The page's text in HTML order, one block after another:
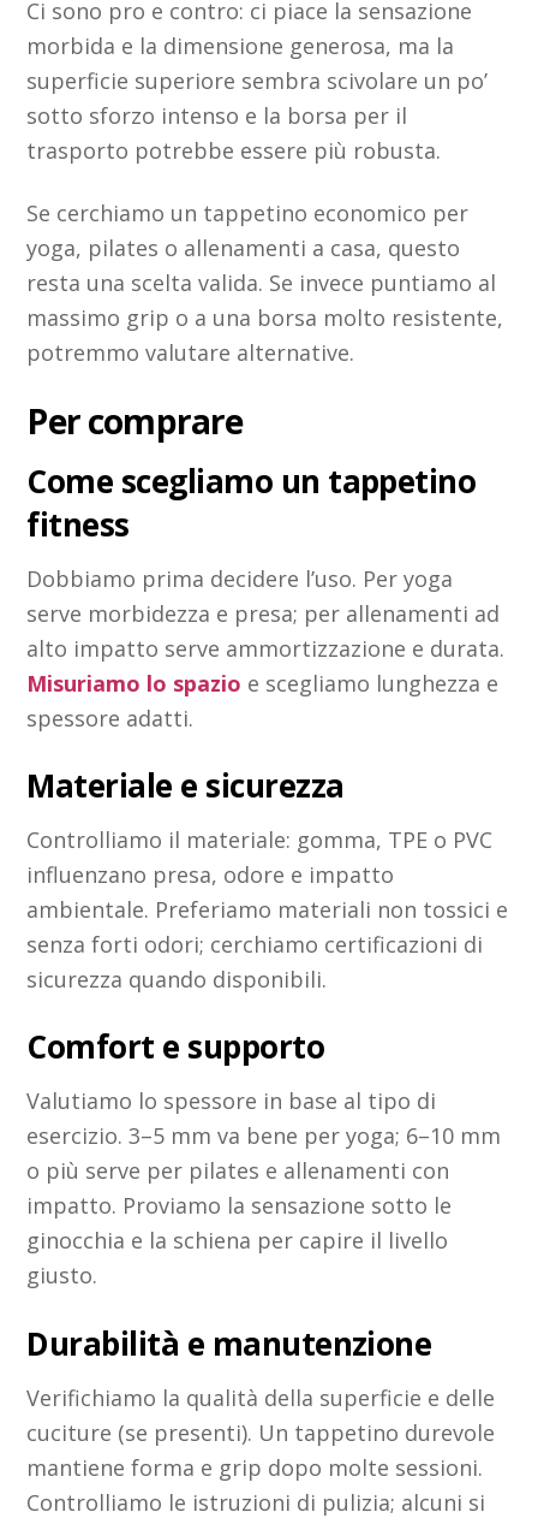
Ci sono pro e contro: ci piace la sensazione
morbida e la dimensione generosa, ma la
superficie superiore sembra scivolare un po’
sotto sforzo intenso e la borsa per il
trasporto potrebbe essere più robusta.
Se cerchiamo un tappetino economico per
yoga, pilates o allenamenti a casa, questo
resta una scelta valida. Se invece puntiamo al
massimo grip o a una borsa molto resistente,
potremmo valutare alternative.
Per comprare
Come scegliamo un tappetino
fitness
Dobbiamo prima decidere l’uso. Per yoga
serve morbidezza e presa; per allenamenti ad
alto impatto serve ammortizzazione e durata.
Misuriamo lo spazio e scegliamo lunghezza e
spessore adatti.
Materiale e sicurezza
Controlliamo il materiale: gomma, TPE o PVC
influenzano presa, odore e impatto
ambientale. Preferiamo materiali non tossici e
senza forti odori; cerchiamo certificazioni di
sicurezza quando disponibili.
Comfort e supporto
Valutiamo lo spessore in base al tipo di
esercizio. 3–5 mm va bene per yoga; 6–10 mm
o più serve per pilates e allenamenti con
impatto. Proviamo la sensazione sotto le
ginocchia e la schiena per capire il livello
giusto.
Durabilità e manutenzione
Verifichiamo la qualità della superficie e delle
cuciture (se presenti). Un tappetino durevole
mantiene forma e grip dopo molte sessioni.
Controlliamo le istruzioni di pulizia; alcuni si